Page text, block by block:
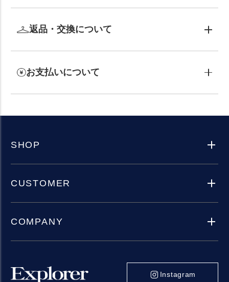
返品・交換について
お支払いについて
SHOP
CUSTOMER
COMPANY
Instagram